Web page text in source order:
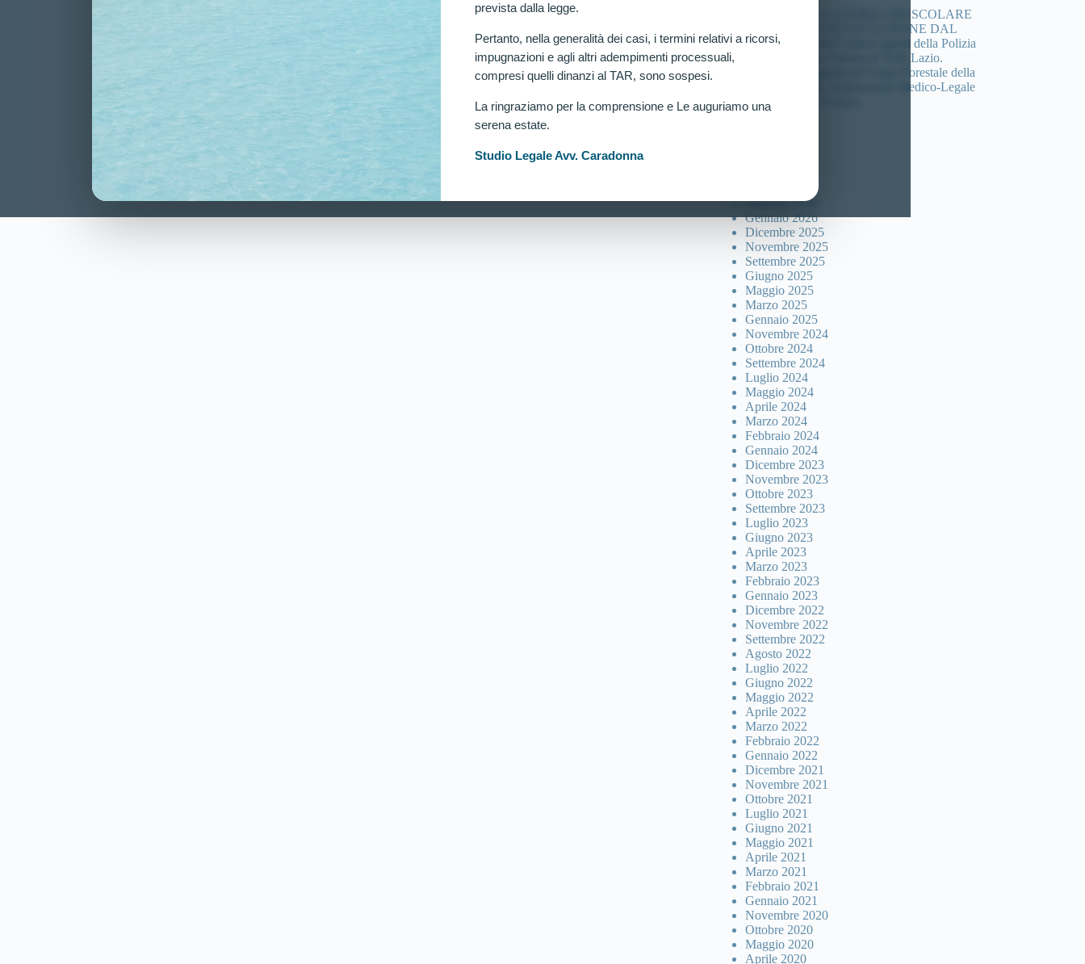
prevista dalla legge.
Pertanto, nella generalità dei casi, i termini relativi a ricorsi,
impugnazioni e agli altri adempimenti processuali,
compresi quelli dinanzi al TAR, sono sospesi.
La ringraziamo per la comprensione e Le auguriamo una
serena estate.
Studio Legale Avv. Caradonna
DEFICIT DELLA FORZA MUSCOLARE
(HANDGRIP) ED ESCLUSIONE DAL
Concorso per 4617 allievi agenti della Polizia
di Stato: Nuova Vittoria al TAR Lazio.
Concorso 46 agenti del Corpo Forestale della
sicilia: Ottenuta Verificazione Medico-Legale
per Candidato Escluso.
Febbraio 2026
Gennaio 2026
Dicembre 2025
Novembre 2025
Settembre 2025
Giugno 2025
Maggio 2025
Marzo 2025
Gennaio 2025
Novembre 2024
Ottobre 2024
Settembre 2024
Luglio 2024
Maggio 2024
Aprile 2024
Marzo 2024
Febbraio 2024
Gennaio 2024
Dicembre 2023
Novembre 2023
Ottobre 2023
Settembre 2023
Luglio 2023
Giugno 2023
Aprile 2023
Marzo 2023
Febbraio 2023
Gennaio 2023
Dicembre 2022
Novembre 2022
Settembre 2022
Agosto 2022
Luglio 2022
Giugno 2022
Maggio 2022
Aprile 2022
Marzo 2022
Febbraio 2022
Gennaio 2022
Dicembre 2021
Novembre 2021
Ottobre 2021
Luglio 2021
Giugno 2021
Maggio 2021
Aprile 2021
Marzo 2021
Febbraio 2021
Gennaio 2021
Novembre 2020
Ottobre 2020
Maggio 2020
Aprile 2020